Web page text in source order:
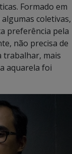
Formado em
coletivas,
preferência pela
não precisa de
trabalhar, mais
aquarela foi